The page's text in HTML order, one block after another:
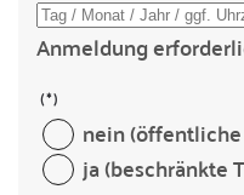
Anmeldung
(*)
nein
ja (beschränkte